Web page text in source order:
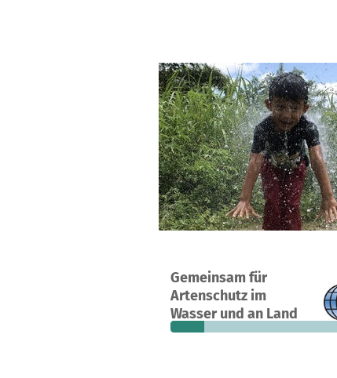
Gemeinsam für
Artenschutz im
Wasser und an Land
Ein Projekt in Radolfzell,
34
Spenden
16 %
finanziert